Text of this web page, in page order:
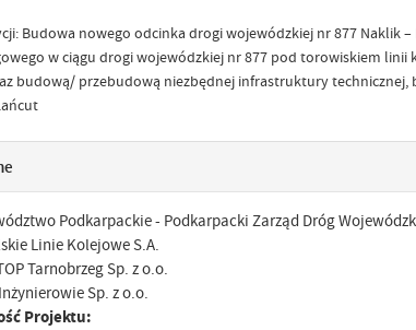
Budowa nowego odcinka drogi wojewódzkiej nr 877 Naklik –
w ciągu drogi wojewódzkiej nr 877 pod torowiskiem linii
budową/ przebudową niezbędnej infrastruktury technicznej,
Podkarpackie - Podkarpacki Zarząd Dróg
Linie Kolejowe S.A.
Tarnobrzeg Sp. z o.o.
Sp. z o.o.
Projektu: